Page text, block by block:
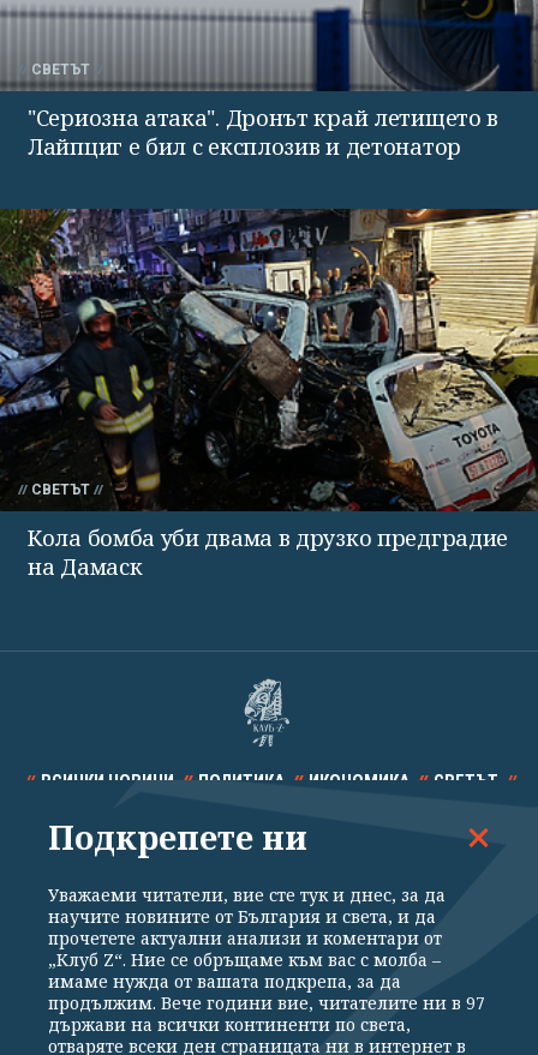
СВЕТЪТ
"Сериозна атака". Дронът край летището в
Лайпциг е бил с експлозив и детонатор
СВЕТЪТ
Кола бомба уби двама в друзко предградие
на Дамаск
ВСИЧКИ НОВИНИ ПОЛИТИКА ИКОНОМИКА СВЕТЪТ
СПОРТ КУЛТУРА ТЕХНОЛОГИИ КАЛЕЙДОСКОП
Общи условия
Политика за поверителност
Подкрепете ни
Уважаеми читатели, вие сте тук и днес, за да
научите новините от България и света, и да
прочетете актуални анализи и коментари от
„Клуб Z“. Ние се обръщаме към вас с молба –
имаме нужда от вашата подкрепа, за да
продължим. Вече години вие, читателите ни в 97
държави на всички континенти по света,
отваряте всеки ден страницата ни в интернет в